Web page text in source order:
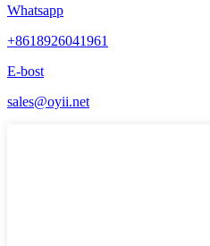
Whatsapp
+8618926041961
E-bost
sales@oyii.net